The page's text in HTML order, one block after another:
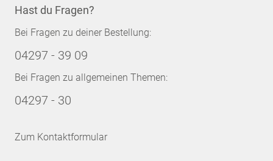
Hast du Fragen?
Bei Fragen zu deiner Bestellung:
04297 - 39 09
Bei Fragen zu allgemeinen Themen:
04297 - 30
Zum Kontaktformular